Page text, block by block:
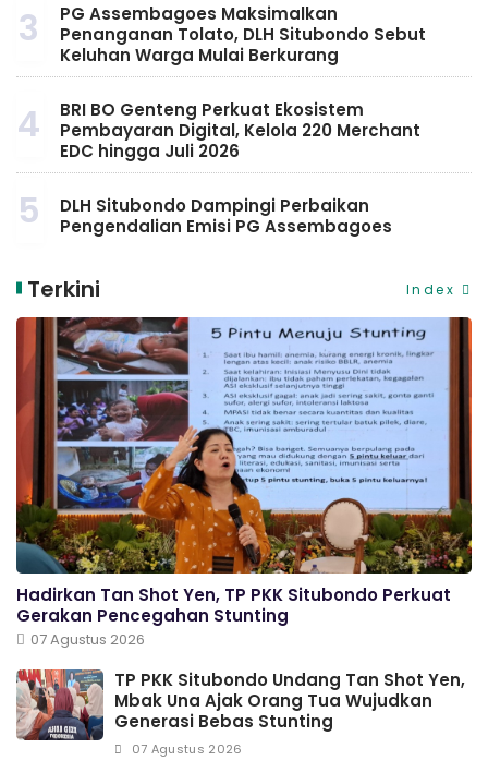
3
PG Assembagoes Maksimalkan
Penanganan Tolato, DLH Situbondo Sebut
Keluhan Warga Mulai Berkurang
4
BRI BO Genteng Perkuat Ekosistem
Pembayaran Digital, Kelola 220 Merchant
EDC hingga Juli 2026
5
DLH Situbondo Dampingi Perbaikan
Pengendalian Emisi PG Assembagoes
Terkini Index
Hadirkan Tan Shot Yen, TP PKK Situbondo Perkuat
Gerakan Pencegahan Stunting
07 Agustus 2026
TP PKK Situbondo Undang Tan Shot Yen,
Mbak Una Ajak Orang Tua Wujudkan
Generasi Bebas Stunting
07 Agustus 2026